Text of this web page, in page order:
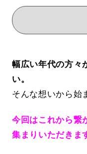
幅広い年代の方々
い。
そんな想いから始
今回はこれから繋
集まりいただきま